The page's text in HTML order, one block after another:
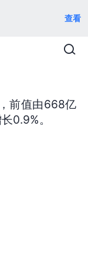
查看
前值由668亿
0.9%。